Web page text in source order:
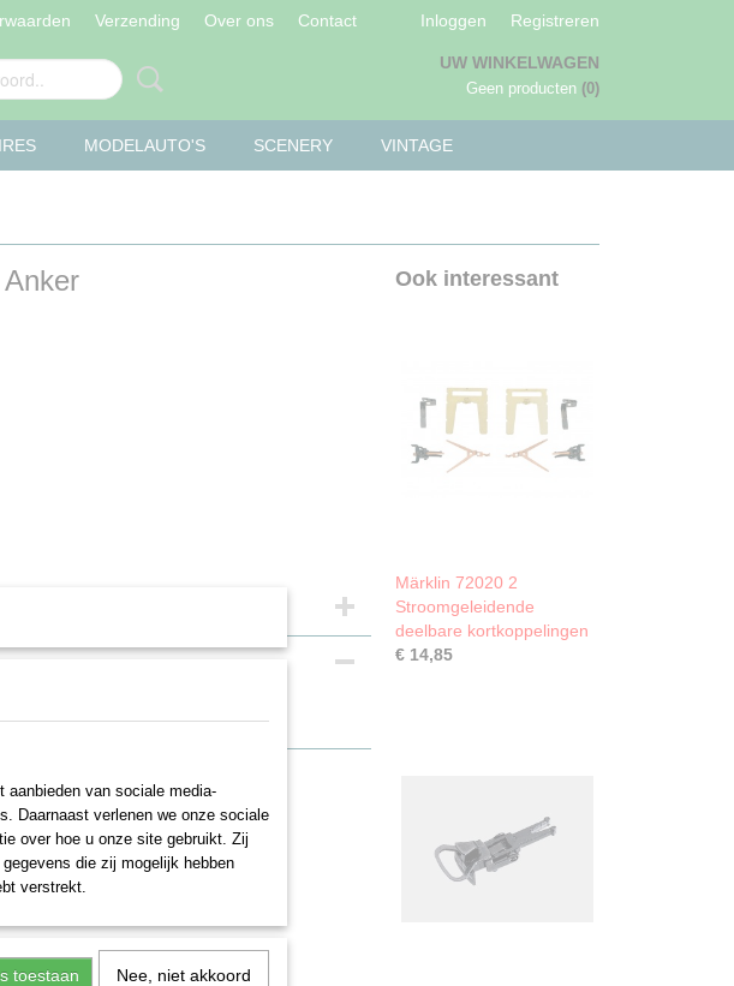
Verzending Over ons Contact Inloggen Registreren
UW WINKELWAGEN
Geen producten (0)
MODELAUTO'S SCENERY VINTAGE
E213770
Anker
Ook interessant
Märklin 72020 2
Stroomgeleidende
deelbare kortkoppelingen
€ 14,85
aanbieden van sociale media-
Daarnaast verlenen we onze sociale
over hoe u onze site gebruikt. Zij
die zij mogelijk hebben
verstrekt.
toestaan Nee, niet akkoord